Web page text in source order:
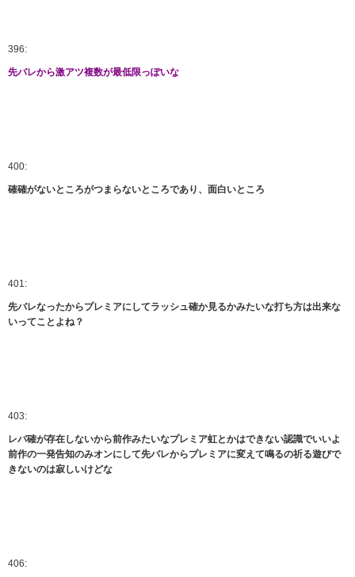
396:
先バレから激アツ複数が最低限っぽいな
400:
確確がないところがつまらないところであり、面白いところ
401:
先バレなったからプレミアにしてラッシュ確か見るかみたいな打ち方は出来な
いってことよね？
403:
レバ確が存在しないから前作みたいなプレミア虹とかはできない認識でいいよ
前作の一発告知のみオンにして先バレからプレミアに変えて鳴るの祈る遊びで
きないのは寂しいけどな
406: